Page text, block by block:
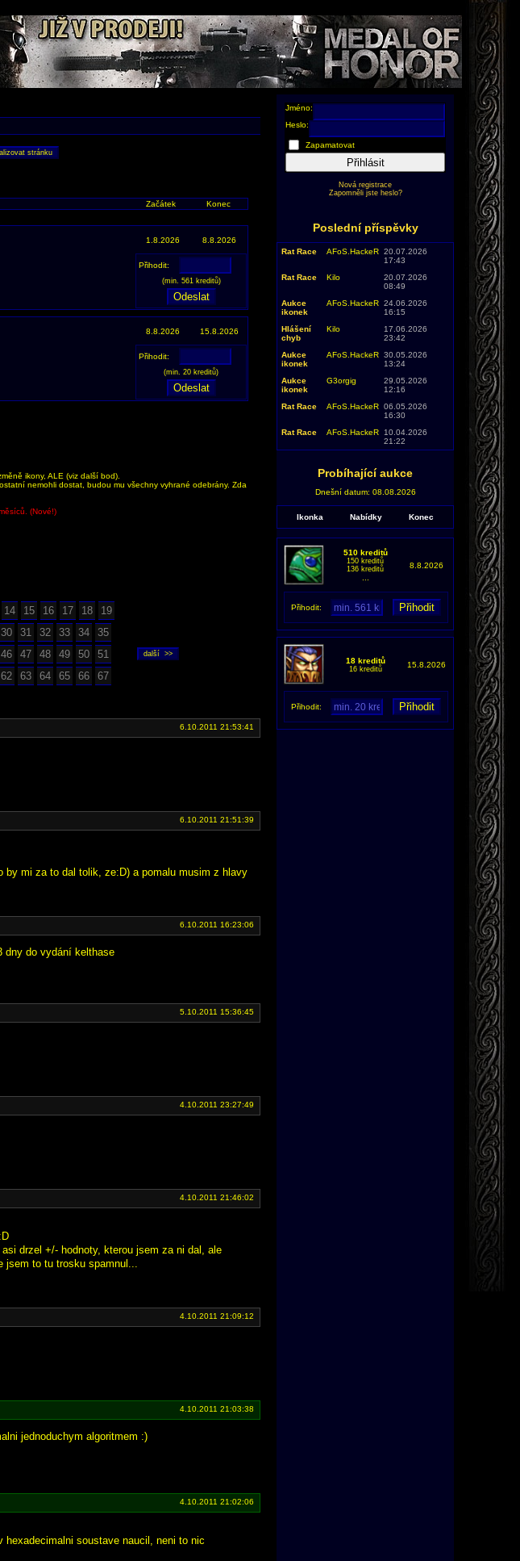
Začátek Konec
1.8.2026 8.8.2026
Přihodit:
(min. 561 kreditů)
8.8.2026 15.8.2026
Přihodit:
(min. 20 kreditů)
ikony, ALE (viz další bod).
nemohli dostat, budou mu všechny vyhrané odebrány. Zda
(Nové!)
14 15 16 17 18
19
30 31 32 33 34
35
46 47 48 49 50
51
62 63 64 65 66 67
6.10.2011 21:53:41
6.10.2011 21:51:39
mi za to dal tolik, ze:D) a pomalu musim z hlavy
6.10.2011 16:23:06
dny do vydání kelthase
5.10.2011 15:36:45
4.10.2011 23:27:49
4.10.2011 21:46:02
drzel +/- hodnoty, kterou jsem za ni dal, ale
jsem to tu trosku spamnul...
4.10.2011 21:09:12
4.10.2011 21:03:38
jednoduchym algoritmem :)
4.10.2011 21:02:06
soustave naucil, neni to nic
Jméno:
Heslo:
Zapamatovat
Přihlásit
Nová registrace
Zapomněli jste heslo?
Poslední příspěvky
Rat Race AFoS.HackeR 20.07.2026
17:43
Rat Race
Kilo
20.07.2026
08:49
Aukce
ikonek
AFoS.HackeR 24.06.2026
16:15
Hlášení
chyb
Kilo
17.06.2026
23:42
Aukce
ikonek
AFoS.HackeR 30.05.2026
13:24
Aukce
ikonek
G3orgig
29.05.2026
12:16
Rat Race
AFoS.HackeR 06.05.2026
16:30
Rat Race
AFoS.HackeR
10.04.2026
21:22
Probíhající aukce
Dnešní datum: 08.08.2026
Ikonka Nabídky Konec
510 kreditů
150 kreditů
136 kreditů
8.8.2026
Přihodit:
18 kreditů
16 kreditů 15.8.2026
Přihodit: